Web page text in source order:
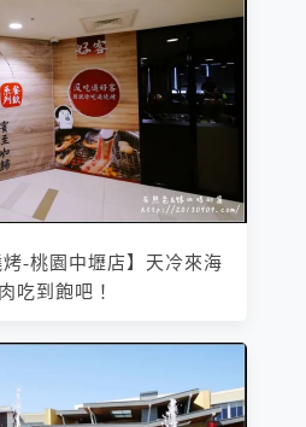
-桃園中壢店】天冷來海
吃到飽吧！